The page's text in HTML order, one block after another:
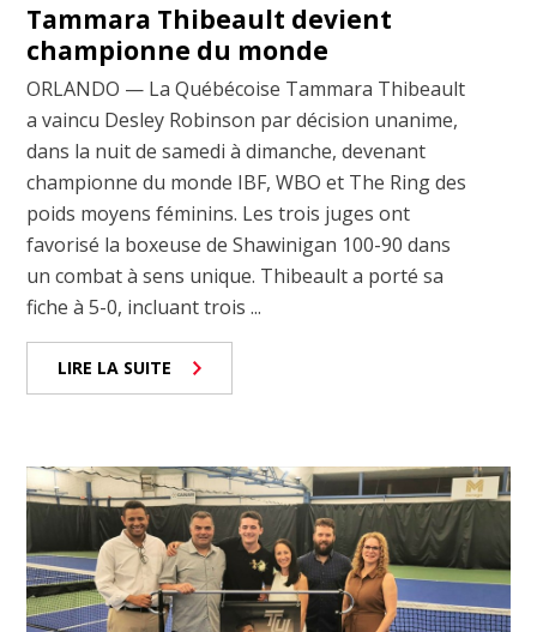
Tammara Thibeault devient
championne du monde
ORLANDO — La Québécoise Tammara Thibeault
a vaincu Desley Robinson par décision unanime,
dans la nuit de samedi à dimanche, devenant
championne du monde IBF, WBO et The Ring des
poids moyens féminins. Les trois juges ont
favorisé la boxeuse de Shawinigan 100-90 dans
un combat à sens unique. Thibeault a porté sa
fiche à 5-0, incluant trois ...
LIRE LA SUITE